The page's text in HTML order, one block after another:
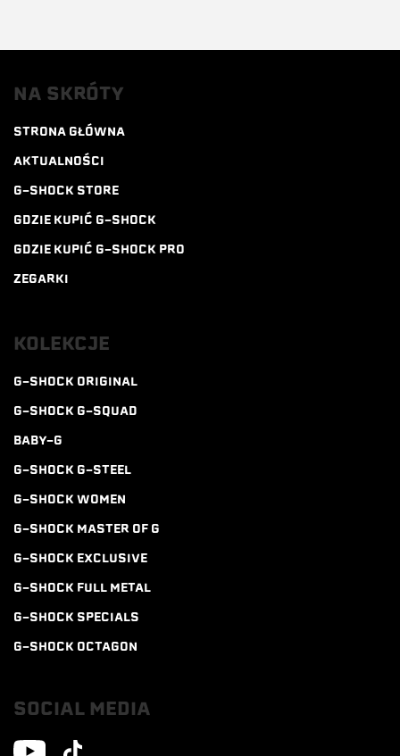
NA SKRÓTY
STRONA GŁÓWNA
AKTUALNOŚCI
G-SHOCK STORE
GDZIE KUPIĆ G-SHOCK
GDZIE KUPIĆ G-SHOCK PRO
ZEGARKI
KOLEKCJE
G-SHOCK ORIGINAL
G-SHOCK G-SQUAD
BABY-G
G-SHOCK G-STEEL
G-SHOCK WOMEN
G-SHOCK MASTER OF G
G-SHOCK EXCLUSIVE
G-SHOCK FULL METAL
G-SHOCK SPECIALS
G-SHOCK OCTAGON
SOCIAL MEDIA